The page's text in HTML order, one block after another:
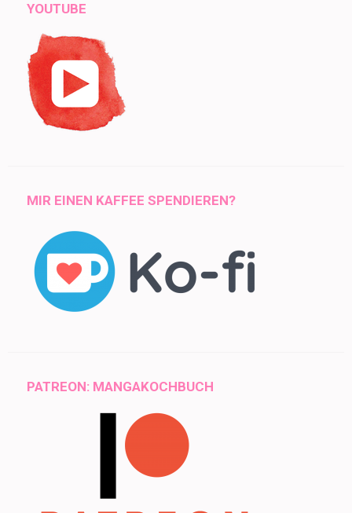
YOUTUBE
MIR EINEN KAFFEE SPENDIEREN?
PATREON: MANGAKOCHBUCH